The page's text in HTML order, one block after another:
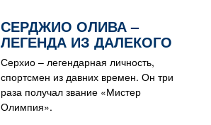
СЕРДЖИО ОЛИВА –
ЛЕГЕНДА ИЗ ДАЛЕКОГО
ПРОШЛОГО!
Серхио – легендарная личность,
спортсмен из давних времен. Он три
раза получал звание «Мистер
Олимпия».